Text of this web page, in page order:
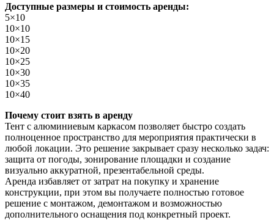
Доступные размеры и стоимость аренды:
5×10
10×10
10×15
10×20
10×25
10×30
10×35
10×40
Почему стоит взять в аренду
Тент с алюминиевым каркасом позволяет быстро создать
полноценное пространство для мероприятия практически в
любой локации. Это решение закрывает сразу несколько задач:
защита от погоды, зонирование площадки и создание
визуально аккуратной, презентабельной среды.
Аренда избавляет от затрат на покупку и хранение
конструкции, при этом вы получаете полностью готовое
решение с монтажом, демонтажом и возможностью
дополнительного оснащения под конкретный проект.